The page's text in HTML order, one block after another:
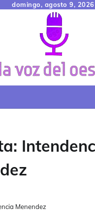
domingo, agosto 9, 2026
Menendez